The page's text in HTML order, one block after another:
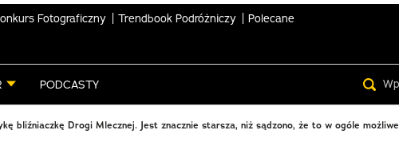
Fotograficzny Trendbook Podróżniczy Polecane
PODCASTY
bliźniaczkę Drogi Mlecznej. Jest znacznie starsza, niż sądzono, że to w ogóle możliwe